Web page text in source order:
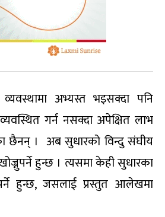
अभ्यस्त भइसक्दा पनि
गर्न नसक्दा अपेक्षित लाभ
छैनन् । अब सुधारको विन्दु संघीय
हुन्छ । त्यसमा केही सुधारका
हुन्छ, जसलाई प्रस्तुत आलेखमा